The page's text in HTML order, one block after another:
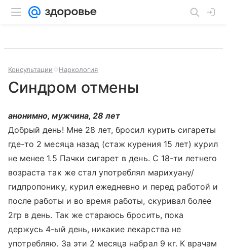
Консультации Наркология
Синдром отмены
анонимно, мужчина, 28 лет
Добрый день! Мне 28 лет, бросил курить сигареты
где-то 2 месяца назад (стаж курения 15 лет) курил
не менее 1.5 Пачки сигарет в день. С 18-ти летнего
возраста так же стал употреблял марихуану/
гидпропонику, курил ежедневно и перед работой и
после работы и во время работы, скуривал более
2гр в день. Так же стараюсь бросить, пока
держусь 4-ый день, никакие лекарства не
употребляю. За эти 2 месяца набрал 9 кг. К врачам